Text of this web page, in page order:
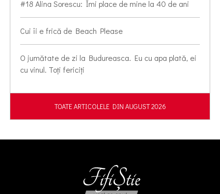
#18 Alina Sorescu: Îmi place de mine la 40 de ani
Cui îi e frică de Beach Please
O jumătate de zi la Budureasca. Eu cu apa plată, ei
cu vinul. Toți fericiți
TOATE ARTICOLELE DIN AUGUST 2026